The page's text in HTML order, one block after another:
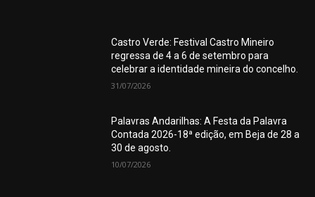
Castro Verde: Festival Castro Mineiro
regressa de 4 a 6 de setembro para
celebrar a identidade mineira do concelho.
31/07/2026
Palavras Andarilhas: A Festa da Palavra
Contada 2026-18ª edição, em Beja de 28 a
30 de agosto.
10/07/2026